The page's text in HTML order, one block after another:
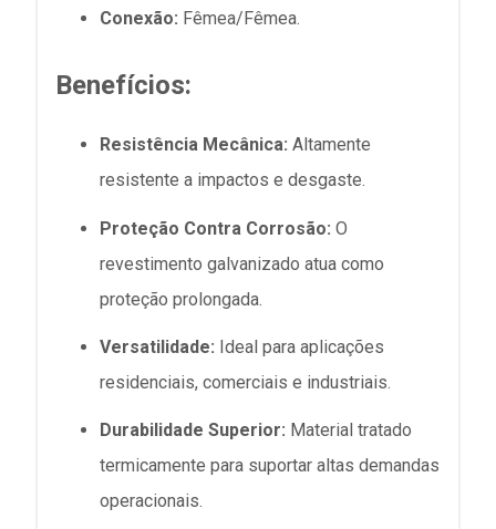
Conexão: Fêmea/Fêmea.
Benefícios:
Resistência Mecânica: Altamente
resistente a impactos e desgaste.
Proteção Contra Corrosão: O
revestimento galvanizado atua como
proteção prolongada.
Versatilidade: Ideal para aplicações
residenciais, comerciais e industriais.
Durabilidade Superior: Material tratado
termicamente para suportar altas demandas
operacionais.